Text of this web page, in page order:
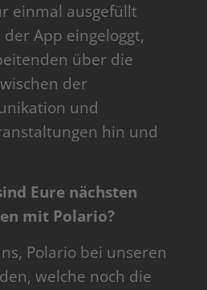
einmal ausgefüllt
App eingeloggt,
über die
der
und
hin und
Eure nächsten
mit Polario?
Polario bei unseren
welche noch die